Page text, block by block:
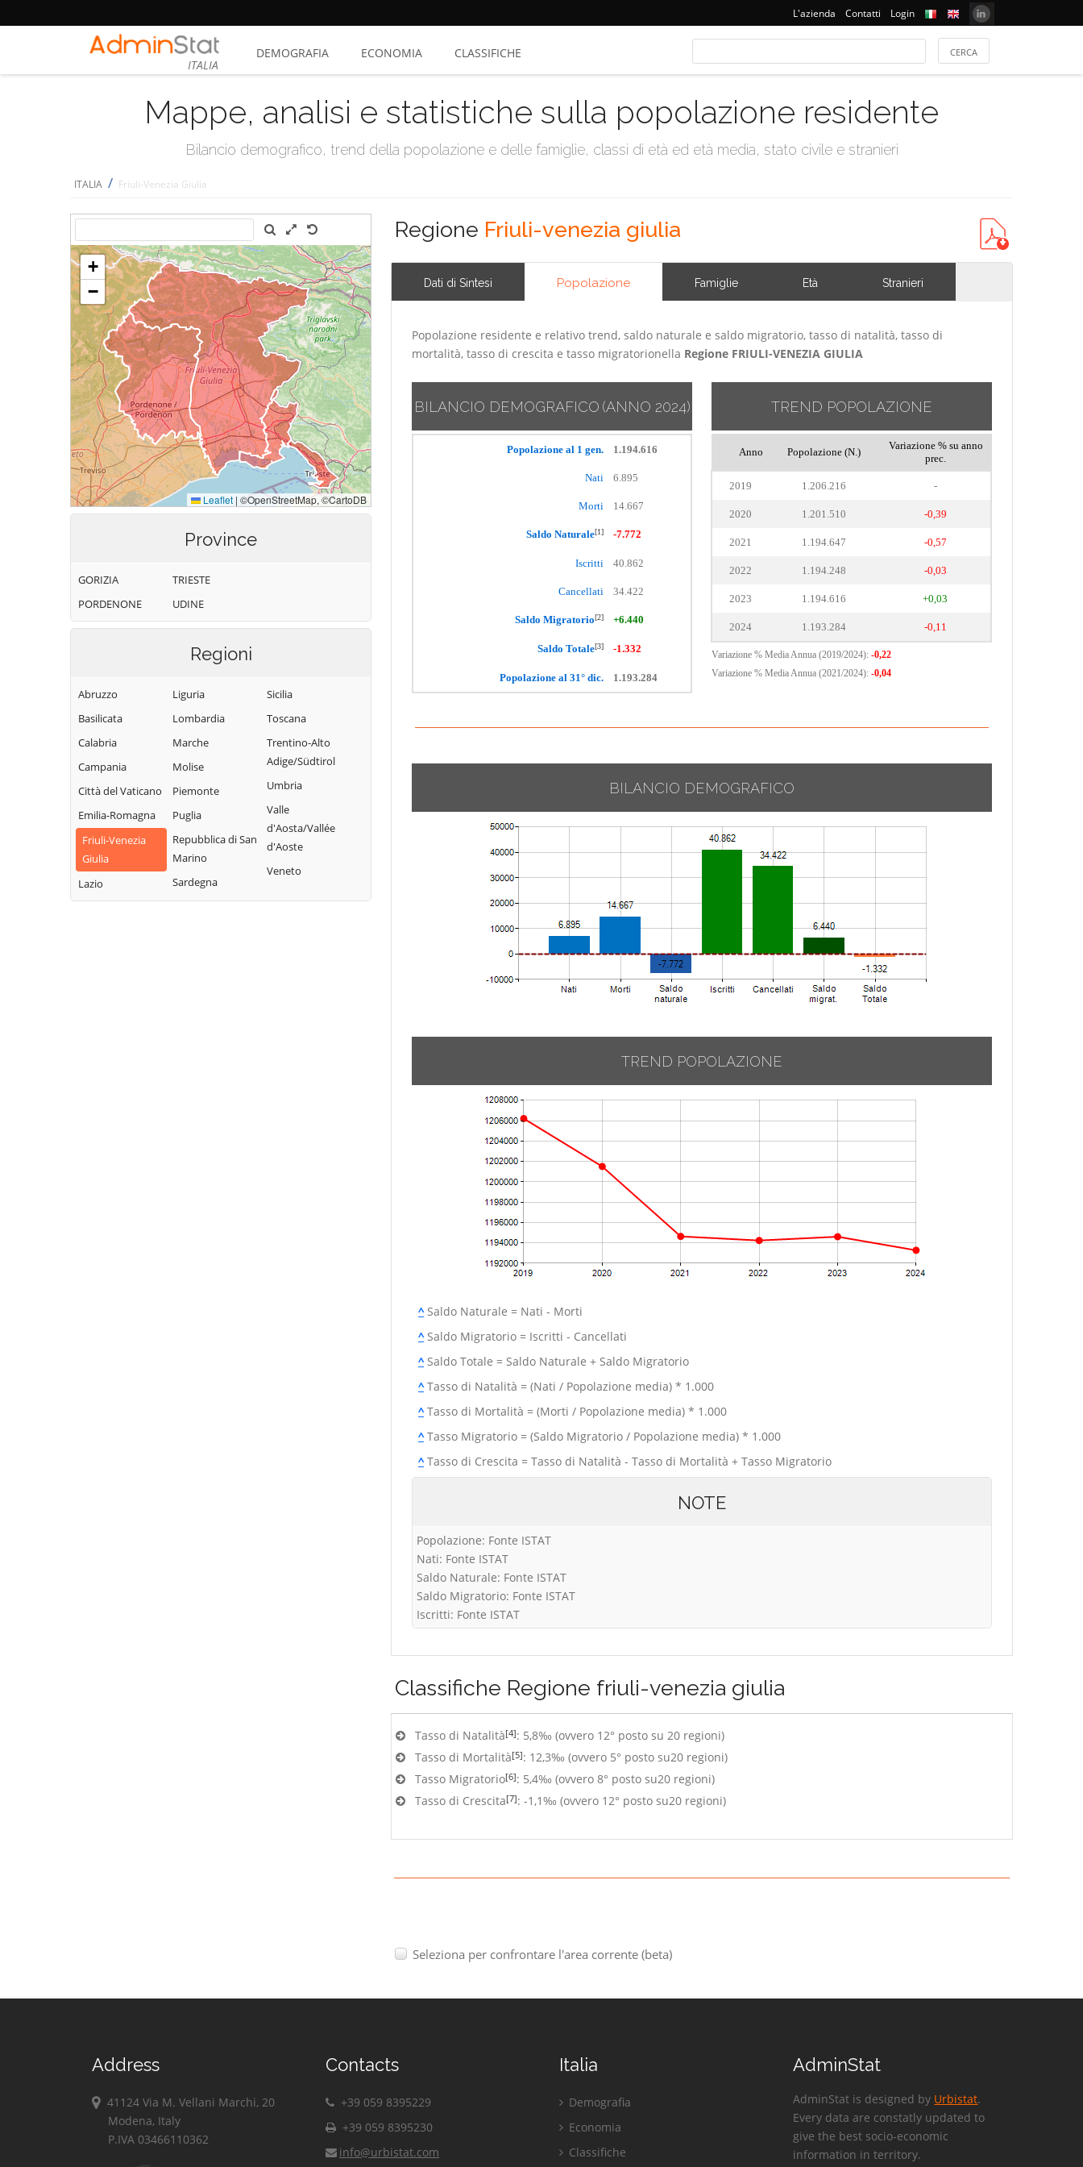
L'azienda Contatti Login
ITALIA
DEMOGRAFIA ECONOMIA CLASSIFICHE
Mappe, analisi e statistiche sulla popolazione residente
Bilancio demografico, trend della popolazione e delle famiglie, classi di età ed età media, stato civile e stranieri
ITALIA / Friuli-Venezia Giulia
Province
GORIZIA
PORDENONE
TRIESTE
UDINE
Regioni
Abruzzo
Basilicata
Calabria
Campania
Città del Vaticano
Emilia-Romagna
Friuli-Venezia
Giulia
Lazio
Liguria
Lombardia
Marche
Molise
Piemonte
Puglia
Repubblica di San
Marino
Sardegna
Sicilia
Toscana
Trentino-Alto
Adige/Südtirol
Umbria
Valle
d'Aosta/Vallée
d'Aoste
Veneto
Regione Friuli-venezia giulia
Dati di Sintesi Popolazione Famiglie Età Stranieri
Popolazione residente e relativo trend, saldo naturale e saldo migratorio, tasso di natalità, tasso di
mortalità, tasso di crescita e tasso migratorionella Regione FRIULI-VENEZIA GIULIA
BILANCIO DEMOGRAFICO (ANNO 2024)
Popolazione al 1 gen. 1.194.616
Nati 6.895
Morti 14.667
Saldo Naturale[1] -7.772
Iscritti 40.862
Cancellati 34.422
Saldo Migratorio[2] +6.440
Saldo Totale[3] -1.332
Popolazione al 31° dic. 1.193.284
TREND POPOLAZIONE
Anno Popolazione (N.)
Variazione % su anno
prec.
2019 1.206.216 -
2020 1.201.510 -0,39
2021 1.194.647 -0,57
2022 1.194.248 -0,03
2023 1.194.616 +0,03
2024 1.193.284 -0,11
Variazione % Media Annua (2019/2024): -0,22
Variazione % Media Annua (2021/2024): -0,04
BILANCIO DEMOGRAFICO
TREND POPOLAZIONE
^Saldo Naturale = Nati - Morti
^Saldo Migratorio = Iscritti - Cancellati
^Saldo Totale = Saldo Naturale + Saldo Migratorio
^Tasso di Natalità = (Nati / Popolazione media) * 1.000
^Tasso di Mortalità = (Morti / Popolazione media) * 1.000
^Tasso Migratorio = (Saldo Migratorio / Popolazione media) * 1.000
^Tasso di Crescita = Tasso di Natalità - Tasso di Mortalità + Tasso Migratorio
NOTE
Popolazione: Fonte ISTAT
Nati: Fonte ISTAT
Saldo Naturale: Fonte ISTAT
Saldo Migratorio: Fonte ISTAT
Iscritti: Fonte ISTAT
Classifiche Regione friuli-venezia giulia
Tasso di Natalità[4]: 5,8‰ (ovvero 12° posto su 20 regioni)
Tasso di Mortalità[5]: 12,3‰ (ovvero 5° posto su20 regioni)
Tasso Migratorio[6]: 5,4‰ (ovvero 8° posto su20 regioni)
Tasso di Crescita[7]: -1,1‰ (ovvero 12° posto su20 regioni)
Seleziona per confrontare l'area corrente (beta)
Address
41124 Via M. Vellani Marchi, 20
Modena, Italy
P.IVA 03466110362
Contacts
+39 059 8395229
+39 059 8395230
info@urbistat.com
Italia
Demografia
Economia
Classifiche
AdminStat
AdminStat is designed by Urbistat.
Every data are constatly updated to
give the best socio-economic
information in territory.